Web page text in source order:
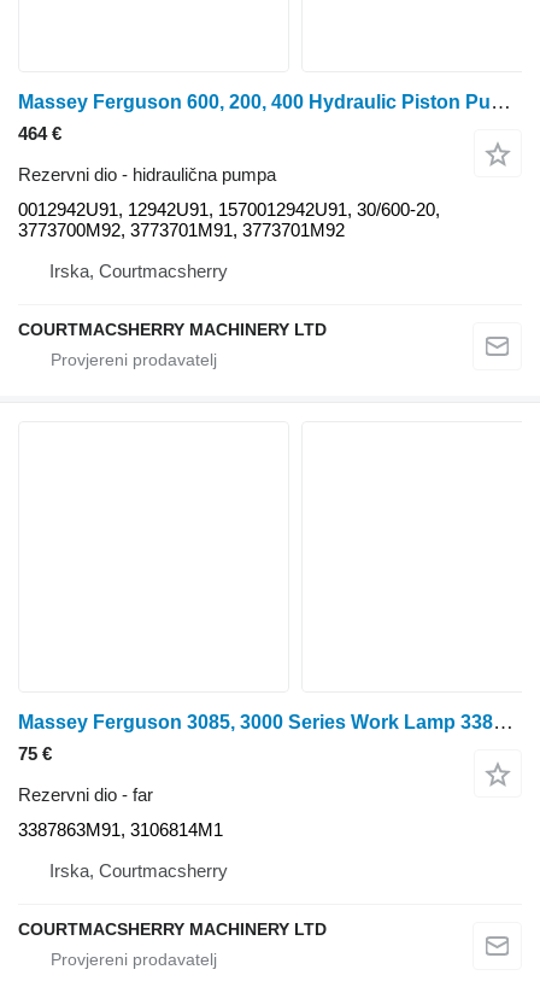
Massey Ferguson 600, 200, 400 Hydraulic Piston Pump Mkiii 3773700m92, 3773701m91 0012942U91 hidraulična pumpa
464 €
Rezervni dio - hidraulična pumpa
0012942U91, 12942U91, 1570012942U91, 30/600-20,
3773700M92, 3773701M91, 3773701M92
Irska, Courtmacsherry
COURTMACSHERRY MACHINERY LTD
Massey Ferguson 3085, 3000 Series Work Lamp 3387863m91 3387863M91 far
75 €
Rezervni dio - far
3387863M91, 3106814M1
Irska, Courtmacsherry
COURTMACSHERRY MACHINERY LTD